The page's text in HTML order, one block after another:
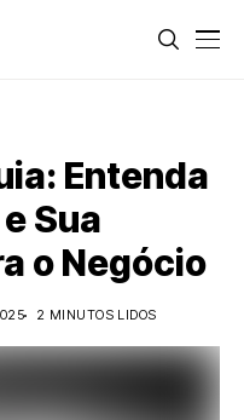
Entenda
Sua
o Negócio
2 MINUTOS LIDOS